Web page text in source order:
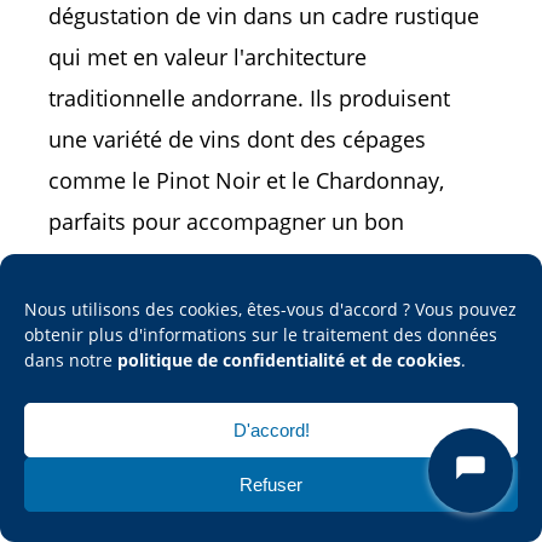
Nous utilisons des cookies, êtes-vous d'accord ? Vous pouvez
obtenir plus d'informations sur le traitement des données
dans notre politique de confidentialité et de cookies.
D'accord!
Refuser
dégustation de vin dans un cadre rustique
qui met en valeur l'architecture
traditionnelle andorrane. Ils produisent
une variété de vins dont des cépages
comme le Pinot Noir et le Chardonnay,
parfaits pour accompagner un bon
fromage local.
Produits locaux à essayer
1. Fromages andorrans :Andorre produit
plusieurs types de fromages, comme le
"Tupí", qui est fermenté dans des récipients
en céramique avec de l'ail et du brandy,